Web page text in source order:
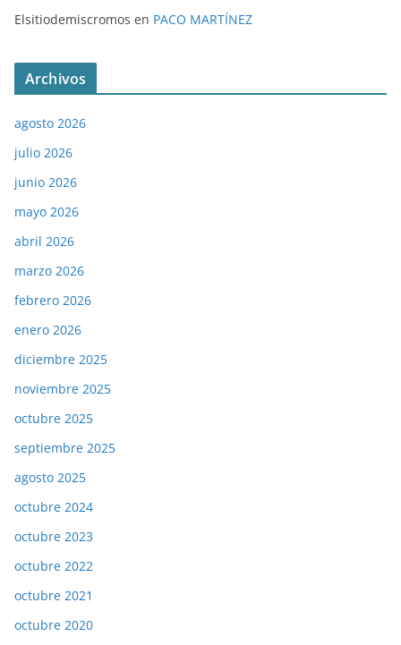
Elsitiodemiscromos en PACO MARTÍNEZ
Archivos
agosto 2026
julio 2026
junio 2026
mayo 2026
abril 2026
marzo 2026
febrero 2026
enero 2026
diciembre 2025
noviembre 2025
octubre 2025
septiembre 2025
agosto 2025
octubre 2024
octubre 2023
octubre 2022
octubre 2021
octubre 2020